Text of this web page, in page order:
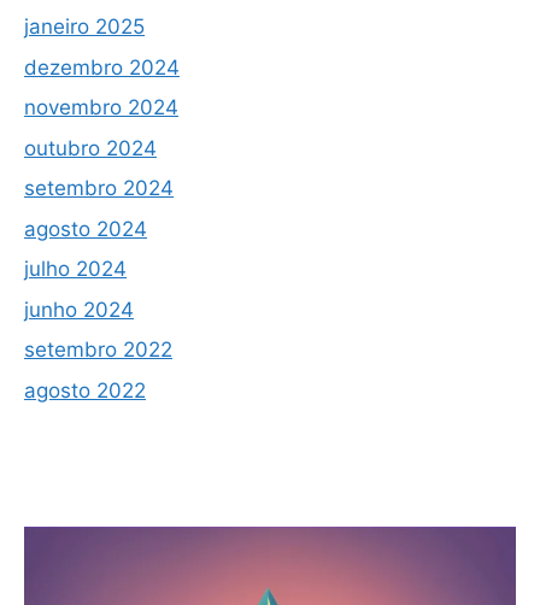
janeiro 2025
dezembro 2024
novembro 2024
outubro 2024
setembro 2024
agosto 2024
julho 2024
junho 2024
setembro 2022
agosto 2022